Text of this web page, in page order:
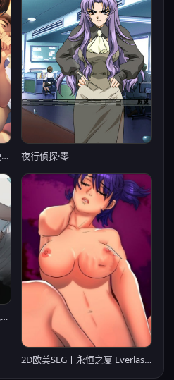
【生肉】シンソウノイズ ～受信探偵の事件簿～ 夜行侦探·零
塞勒涅(赛琳娜)~细胞凋亡汉化版【20230327】
2D欧美SLG丨永恒之夏 Everlasting Summer B13972801 STEAM官中+CG+补丁 【20240909】